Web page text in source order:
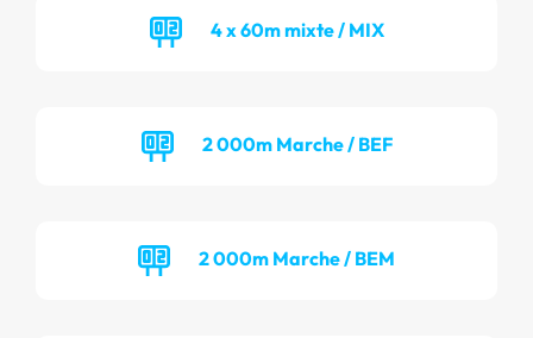
4 x 60m mixte / MIX
2 000m Marche / BEF
2 000m Marche / BEM